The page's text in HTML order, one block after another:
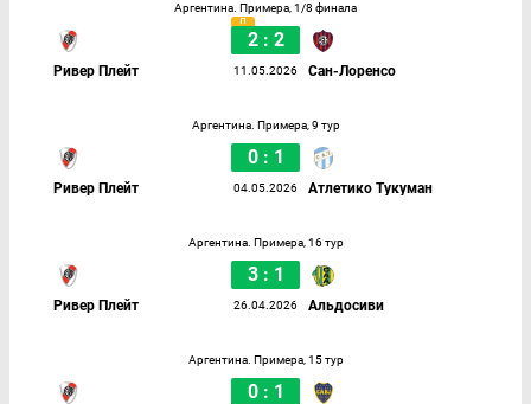
Аргентина. Примера, 1/8 финала
Ривер Плейт
2 : 2
11.05.2026 Сан-Лоренсо
Аргентина. Примера, 9 тур
Ривер Плейт
0 : 1
04.05.2026 Атлетико Тукуман
Аргентина. Примера, 16 тур
Ривер Плейт
3 : 1
26.04.2026 Альдосиви
Аргентина. Примера, 15 тур
0 : 1